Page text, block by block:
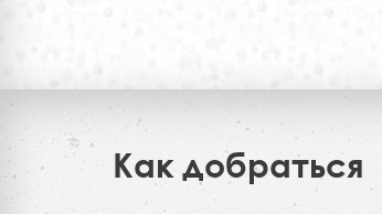
Как добраться